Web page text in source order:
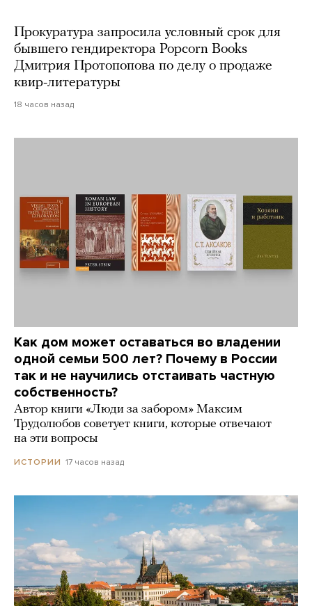
Прокуратура запросила условный срок для
бывшего гендиректора Popcorn Books
Дмитрия Протопопова по делу о продаже
квир-литературы
18 часов назад
Как дом может оставаться во владении
одной семьи 500 лет? Почему в России
так и не научились отстаивать частную
собственность?
Автор книги «Люди за забором» Максим
Трудолюбов советует книги, которые отвечают
на эти вопросы
ИСТОРИИ 17 часов назад